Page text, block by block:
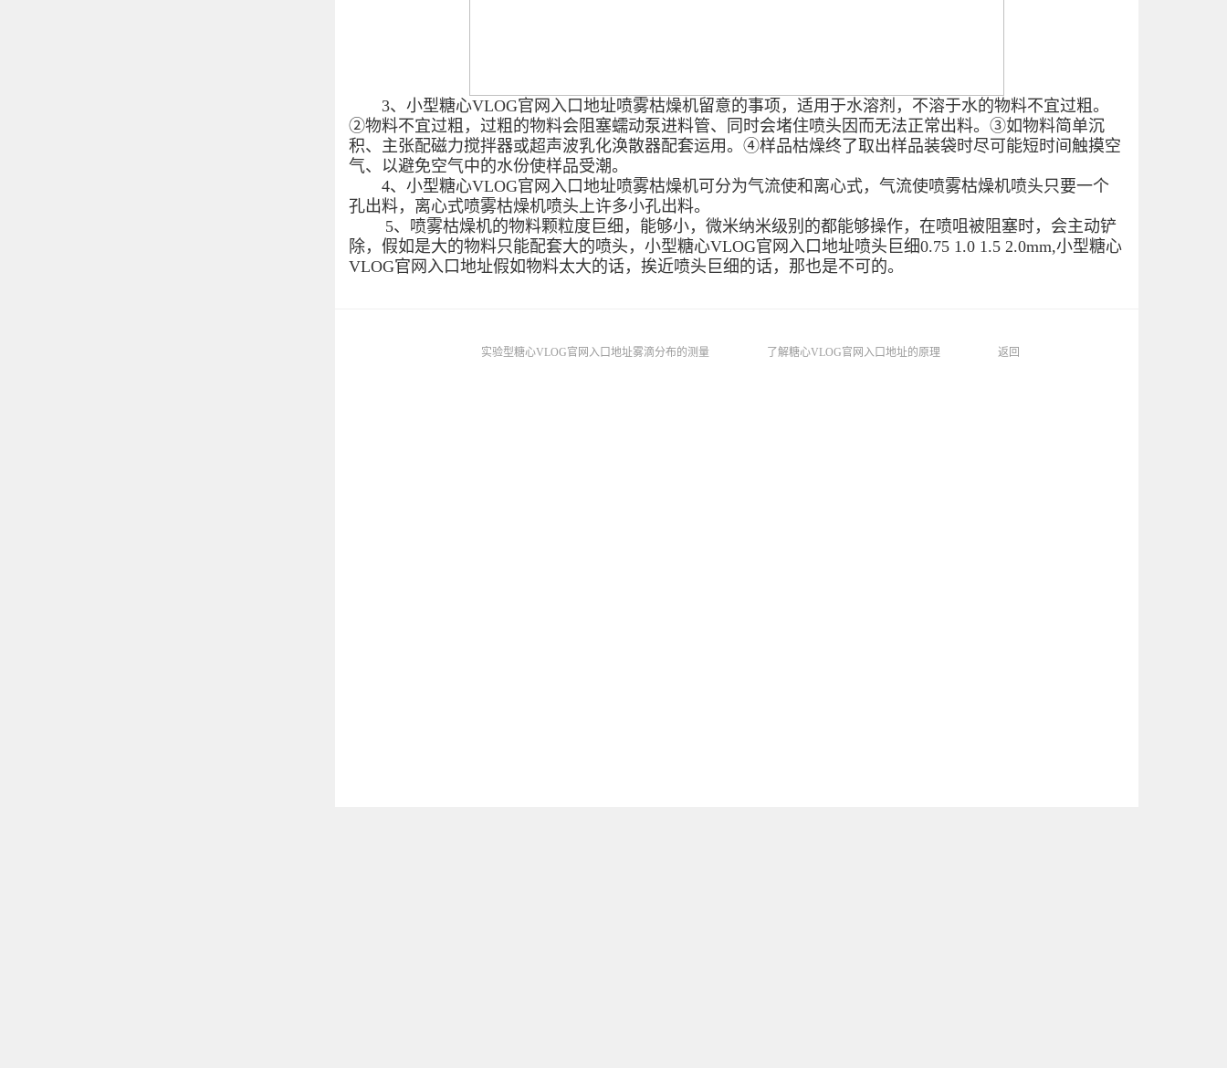
3、小型糖心VLOG官网入口地址喷雾枯燥机留意的事项，适用于水溶剂，不溶于水的物料不宜过粗。
②物料不宜过粗，过粗的物料会阻塞蠕动泵进料管、同时会堵住喷头因而无法正常出料。③如物料简单沉
积、主张配磁力搅拌器或超声波乳化涣散器配套运用。④样品枯燥终了取出样品装袋时尽可能短时间触摸空
气、以避免空气中的水份使样品受潮。
4、小型糖心VLOG官网入口地址喷雾枯燥机可分为气流使和离心式，气流使喷雾枯燥机喷头只要一个
孔出料，离心式喷雾枯燥机喷头上许多小孔出料。
5、喷雾枯燥机的物料颗粒度巨细，能够小，微米纳米级别的都能够操作，在喷咀被阻塞时，会主动铲
除，假如是大的物料只能配套大的喷头，小型糖心VLOG官网入口地址喷头巨细0.75 1.0 1.5 2.0mm,小型糖心
VLOG官网入口地址假如物料太大的话，挨近喷头巨细的话，那也是不可的。
实验型糖心VLOG官网入口地址雾滴分布的测量 了解糖心VLOG官网入口地址的原理 返回